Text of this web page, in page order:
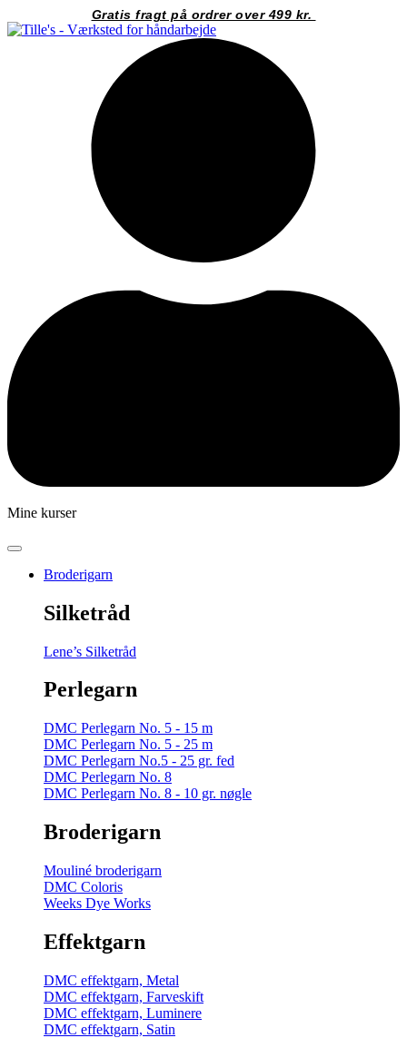
til
Gratis fragt på ordrer over 499 kr.
Mine kurser
Broderigarn
Silketråd
Lene’s Silketråd
Perlegarn
DMC Perlegarn No. 5 - 15 m
DMC Perlegarn No. 5 - 25 m
DMC Perlegarn No.5 - 25 gr. fed
DMC Perlegarn No. 8
DMC Perlegarn No. 8 - 10 gr. nøgle
Broderigarn
Mouliné broderigarn
DMC Coloris
Weeks Dye Works
Effektgarn
DMC effektgarn, Metal
DMC effektgarn, Farveskift
DMC effektgarn, Luminere
DMC effektgarn, Satin